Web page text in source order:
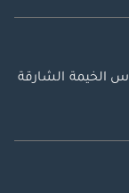
الخيمة الشارقة